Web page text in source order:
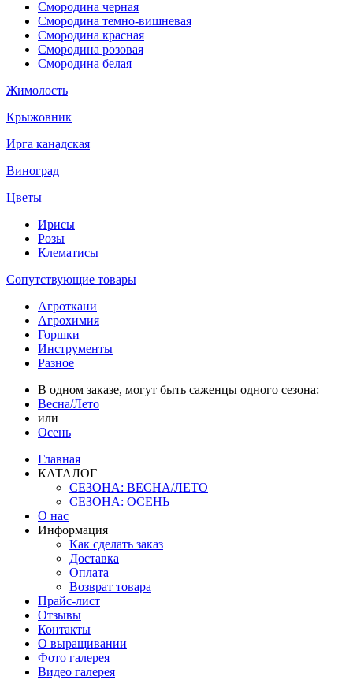
Смородина черная
Смородина темно-вишневая
Смородина красная
Смородина розовая
Смородина белая
Жимолость
Крыжовник
Ирга канадская
Виноград
Цветы
Ирисы
Розы
Клематисы
Сопутствующие товары
Агроткани
Агрохимия
Горшки
Инструменты
Разное
В одном заказе, могут быть саженцы одного сезона:
Весна/Лето
или
Осень
Главная
КАТАЛОГ
СЕЗОНА: ВЕСНА/ЛЕТО
СЕЗОНА: ОСЕНЬ
О нас
Информация
Как сделать заказ
Доставка
Оплата
Возврат товара
Прайс-лист
Отзывы
Контакты
О выращивании
Фото галерея
Видео галерея